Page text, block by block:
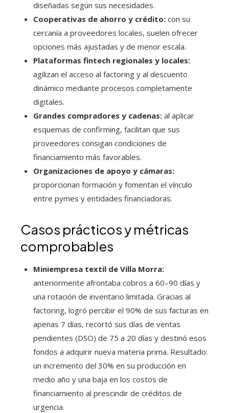
diseñadas según sus necesidades.
Cooperativas de ahorro y crédito: con su
cercanía a proveedores locales, suelen ofrecer
opciones más ajustadas y de menor escala.
Plataformas fintech regionales y locales:
agilizan el acceso al factoring y al descuento
dinámico mediante procesos completamente
digitales.
Grandes compradores y cadenas: al aplicar
esquemas de confirming, facilitan que sus
proveedores consigan condiciones de
financiamiento más favorables.
Organizaciones de apoyo y cámaras:
proporcionan formación y fomentan el vínculo
entre pymes y entidades financiadoras.
Casos prácticos y métricas
comprobables
Miniempresa textil de Villa Morra:
anteriormente afrontaba cobros a 60–90 días y
una rotación de inventario limitada. Gracias al
factoring, logró percibir el 90% de sus facturas en
apenas 7 días, recortó sus días de ventas
pendientes (DSO) de 75 a 20 días y destinó esos
fondos a adquirir nueva materia prima. Resultado:
un incremento del 30% en su producción en
medio año y una baja en los costos de
financiamiento al prescindir de créditos de
urgencia.